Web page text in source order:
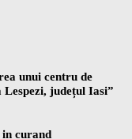
unui centru de
județul Iasi”
in curand